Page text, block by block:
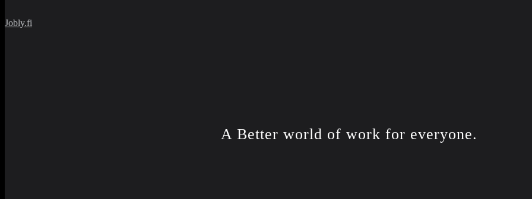
Jobly.fi
A Better world of work for everyone.